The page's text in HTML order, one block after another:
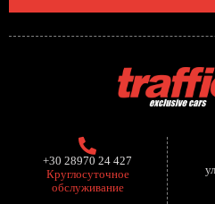
+30 28970 24 427
Круглосуточное
обслуживание